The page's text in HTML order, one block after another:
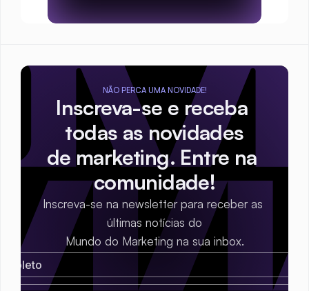
NÃO PERCA UMA NOVIDADE!
Inscreva-se e receba
todas as novidades
de marketing. Entre na
comunidade!
Inscreva-se na newsletter para receber as
últimas notícias do
Mundo do Marketing na sua inbox.